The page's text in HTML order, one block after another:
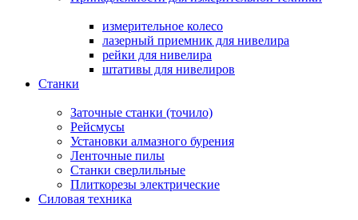
измерительное колесо
лазерный приемник для нивелира
рейки для нивелира
штативы для нивелиров
Станки
Заточные станки (точило)
Рейсмусы
Установки алмазного бурения
Ленточные пилы
Станки сверлильные
Плиткорезы электрические
Силовая техника